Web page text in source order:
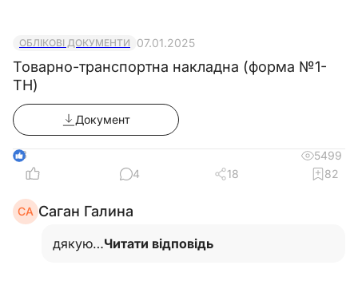
ОБЛІКОВІ ДОКУМЕНТИ 07.01.2025
Товарно-транспортна накладна (форма №1-
ТН)
Документ
3
5499
4
18 82
СА Саган Галина
дякую…Читати відповідь